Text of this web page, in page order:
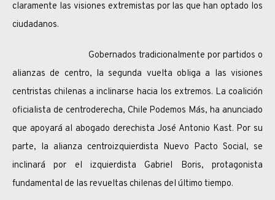
claramente las visiones extremistas por las que han optado los
ciudadanos.
Gobernados tradicionalmente por partidos o
alianzas de centro, la segunda vuelta obliga a las visiones
centristas chilenas a inclinarse hacia los extremos. La coalición
oficialista de centroderecha, Chile Podemos Más, ha anunciado
que apoyará al abogado derechista José Antonio Kast. Por su
parte, la alianza centroizquierdista Nuevo Pacto Social, se
inclinará por el izquierdista Gabriel Boris, protagonista
fundamental de las revueltas chilenas del último tiempo.